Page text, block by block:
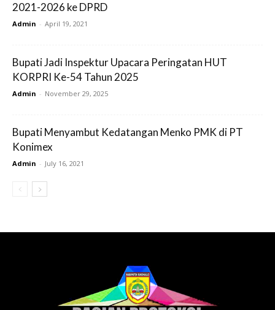
2021-2026 ke DPRD
Admin - April 19, 2021
Bupati Jadi Inspektur Upacara Peringatan HUT
KORPRI Ke-54 Tahun 2025
Admin - November 29, 2025
Bupati Menyambut Kedatangan Menko PMK di PT
Konimex
Admin - July 16, 2021